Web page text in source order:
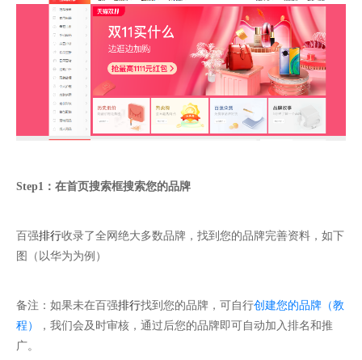
Step1：在首页搜索框搜索您的品牌
百强排行收录了全网绝大多数品牌，找到您的品牌完善资料，如下
图（以华为为例）
备注：如果未在百强排行找到您的品牌，可自行创建您的品牌（教
程）
，我们会及时审核，通过后您的品牌即可自动加入排名和推
广。